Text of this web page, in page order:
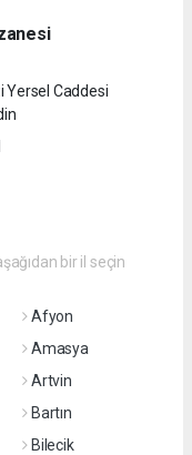
Yersel Caddesi
bir il seçin
Afyon
Amasya
Artvin
Bartın
Bilecik